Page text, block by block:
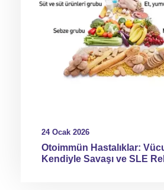
24 Ocak 2026
Otoimmün Hastalıklar:
Kendiyle Savaşı ve SLE